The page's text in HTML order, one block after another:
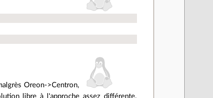
Oreon->Centron,
libre à l'approche assez différente.